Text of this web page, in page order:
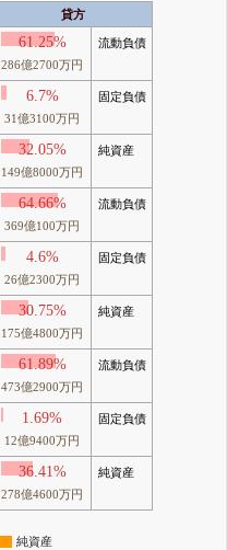
貸方
61.25%
286億2700万円
流動負債
6.7%
31億3100万円
固定負債
32.05%
149億8000万円
純資産
64.66%
369億100万円
流動負債
4.6%
26億2300万円
固定負債
30.75%
175億4800万円
純資産
61.89%
473億2900万円
流動負債
1.69%
12億9400万円
固定負債
36.41%
278億4600万円
純資産
純資産